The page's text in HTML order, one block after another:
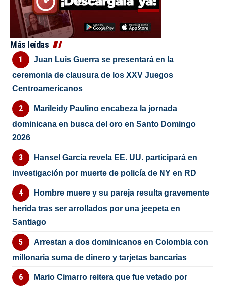
Más leídas
Juan Luis Guerra se presentará en la
ceremonia de clausura de los XXV Juegos
Centroamericanos
Marileidy Paulino encabeza la jornada
dominicana en busca del oro en Santo Domingo
2026
Hansel García revela EE. UU. participará en
investigación por muerte de policía de NY en RD
Hombre muere y su pareja resulta gravemente
herida tras ser arrollados por una jeepeta en
Santiago
Arrestan a dos dominicanos en Colombia con
millonaria suma de dinero y tarjetas bancarias
Mario Cimarro reitera que fue vetado por